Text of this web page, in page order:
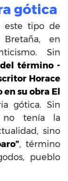
gótica
este tipo de
en
Sin
término -
Horace
su obra El
gótica. Sin
no tenía la
sino
, término
pueblo